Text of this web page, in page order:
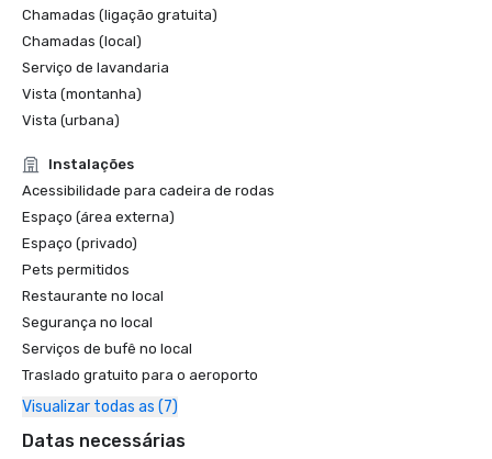
Chamadas (ligação gratuita)
Chamadas (local)
Serviço de lavandaria
Vista (montanha)
Vista (urbana)
Instalações
Acessibilidade para cadeira de rodas
Espaço (área externa)
Espaço (privado)
Pets permitidos
Restaurante no local
Segurança no local
Serviços de bufê no local
Traslado gratuito para o aeroporto
Visualizar todas as (7)
Datas necessárias